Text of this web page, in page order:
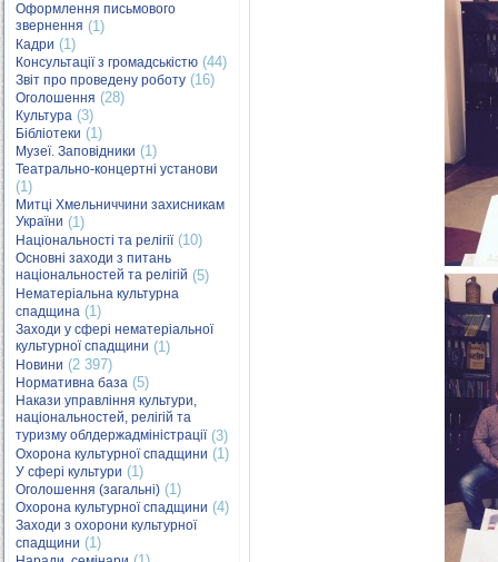
Оформлення письмового
звернення (1)
Кадри (1)
Консультації з громадськістю (44)
Звіт про проведену роботу (16)
Оголошення (28)
Культура (3)
Бібліотеки (1)
Музеї. Заповідники (1)
Театрально-концертні установи
(1)
Митці Хмельниччини захисникам
України (1)
Національності та релігії(10)
Основні заходи з питань
національностей та релігій (5)
Нематеріальна культурна
спадщина (1)
Заходи у сфері нематеріальної
культурної спадщини (1)
Новини (2 397)
Нормативна база (5)
Накази управління культури,
національностей, релігій та
туризму облдержадміністрації(3)
Охорона культурної спадщини (1)
У сфері культури (1)
Оголошення (загальні) (1)
Охорона культурної спадщини (4)
Заходи з охорони культурної
спадщини (1)